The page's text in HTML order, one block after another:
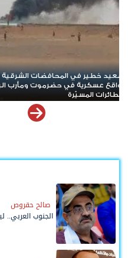
أمام الهجوم الحوثي الدامي
صالح حقروص
الجنوب